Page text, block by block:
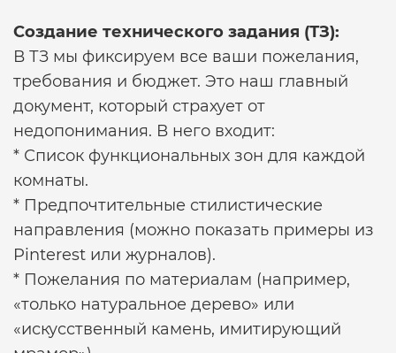
Создание технического задания (ТЗ):
В ТЗ мы фиксируем все ваши пожелания,
требования и бюджет. Это наш главный
документ, который страхует от
недопонимания. В него входит:
* Список функциональных зон для каждой
комнаты.
* Предпочтительные стилистические
направления (можно показать примеры из
Pinterest или журналов).
* Пожелания по материалам (например,
«только натуральное дерево» или
«искусственный камень, имитирующий